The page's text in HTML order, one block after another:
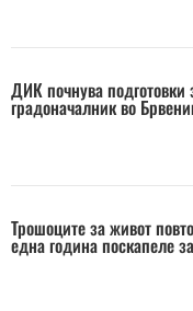
ДИК почнува подготовки
градоначалник во
Трошоците за живот
една година поскапеле